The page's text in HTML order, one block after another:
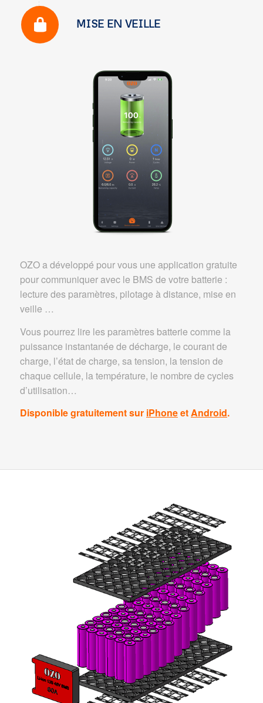
MISE EN VEILLE
OZO a développé pour vous une application gratuite
pour communiquer avec le BMS de votre batterie :
lecture des paramètres, pilotage à distance, mise en
veille …
Vous pourrez lire les paramètres batterie comme la
puissance instantanée de décharge, le courant de
charge, l’état de charge, sa tension, la tension de
chaque cellule, la température, le nombre de cycles
d’utilisation…
Disponible gratuitement sur iPhoneetAndroid.